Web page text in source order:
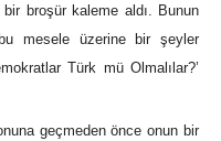
broşür kaleme aldı. Bunun
mesele üzerine bir şeyler
Türk mü Olmalılar?’
geçmeden önce onun bir